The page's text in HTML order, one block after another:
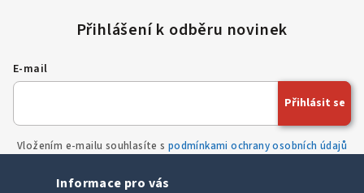
a
c
k
y
í
E-mail
Vložením e-mailu souhlasíte s podmínkami ochrany osobních údajů
Přihlásit se
Informace pro vás